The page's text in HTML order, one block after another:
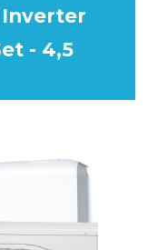
Inverter
- 4,5